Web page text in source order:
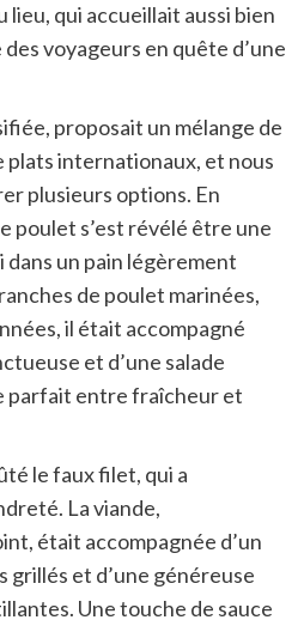
lieu, qui accueillait aussi bien
voyageurs en quête d’une
proposait un mélange de
plats internationaux, et nous
plusieurs options. En
poulet s’est révélé être une
un pain légèrement
de poulet marinées,
il était accompagné
et d’une salade
parfait entre fraîcheur et
le faux filet, qui a
La viande,
était accompagnée d’un
grillés et d’une généreuse
Une touche de sauce